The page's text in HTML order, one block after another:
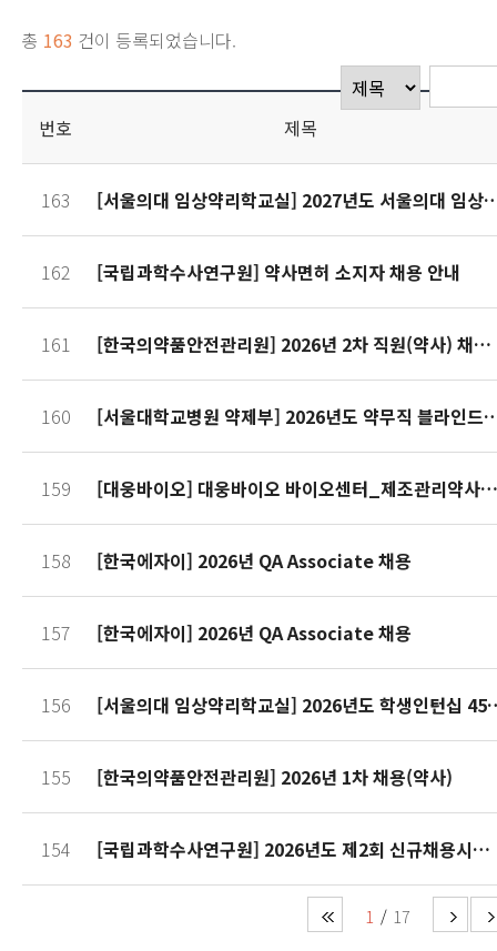
총 163 건이 등록되었습니다.
번호 제목
163 [서울의대 임상약리학교실] 2027년도
162 [국립과학수사연구원] 약사면허 소지자 채용 안내
161 [한국의약품안전관리원] 2026년 2차 직원(약사) 채용 공고
160 [서울대학교병원 약제부] 2026년도
159 [대웅바이오] 대웅바이오 바이오센터_제조관리약사채용
158 [한국에자이] 2026년 QA Associate 채용
157 [한국에자이] 2026년 QA Associate 채용
156 [서울의대 임상약
155 [한국의약품안전관리원] 2026년 1차 채용(약사)
154 [국립과학수사연구원] 2026년도 제2회 신규채용시험 공고
1 17